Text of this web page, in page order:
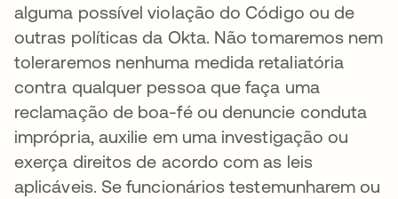
alguma possível violação do Código ou de
outras políticas da Okta. Não tomaremos nem
toleraremos nenhuma medida retaliatória
contra qualquer pessoa que faça uma
reclamação de boa-fé ou denuncie conduta
imprópria, auxilie em uma investigação ou
exerça direitos de acordo com as leis
aplicáveis. Se funcionários testemunharem ou